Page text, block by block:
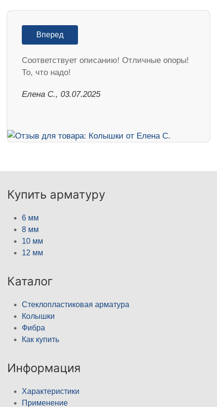
Вперед
Соответствует описанию! Отличные опоры!
То, что надо!
Елена С., 03.07.2025
Купить арматуру
6 мм
8 мм
10 мм
12 мм
Каталог
Стеклопластиковая арматура
Колышки
Фибра
Как купить
Информация
Характеристики
Применение